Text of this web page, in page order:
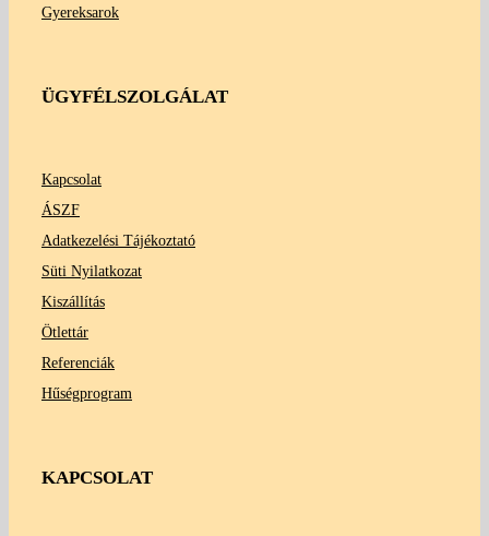
Gyereksarok
ÜGYFÉLSZOLGÁLAT
Kapcsolat
ÁSZF
Adatkezelési Tájékoztató
Süti Nyilatkozat
Kiszállítás
Ötlettár
Referenciák
Hűségprogram
KAPCSOLAT